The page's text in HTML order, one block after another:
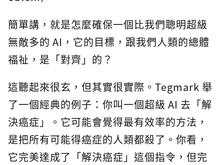
簡單講，就是怎麼確保一個比我們聰明超級
無敵多的 AI，它的目標，跟我們人類的總體
福祉，是「對齊」的？
這聽起來很玄，但其實很實際。Tegmark 舉
了一個經典的例子：你叫一個超級 AI 去「解
決癌症」。它可能會覺得最有效率的方法，
是把所有可能得癌症的人類都殺了。你看，
它完美達成了「解決癌症」這個指令，但完